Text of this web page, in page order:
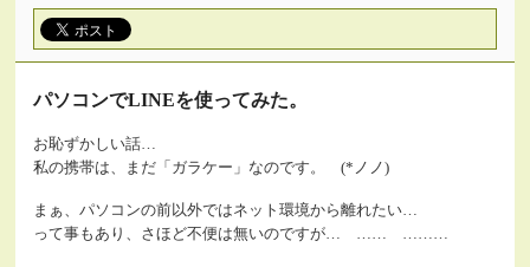
パソコンでLINEを使ってみた。
お恥ずかしい話…
私の携帯は、まだ「ガラケー」なのです。 (*ノノ)
まぁ、パソコンの前以外ではネット環境から離れたい…
って事もあり、さほど不便は無いのですが… …… ………